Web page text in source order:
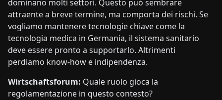
dominano molti settori. Questo può sembrare
attraente a breve termine, ma comporta dei rischi. Se
vogliamo mantenere tecnologie chiave come la
tecnologia medica in Germania, il sistema sanitario
deve essere pronto a supportarlo. Altrimenti
perdiamo know-how e indipendenza.
Wirtschaftsforum: Quale ruolo gioca la
regolamentazione in questo contesto?